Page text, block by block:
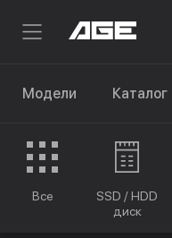
Модели Каталог
Все
SSD / HDD
диск